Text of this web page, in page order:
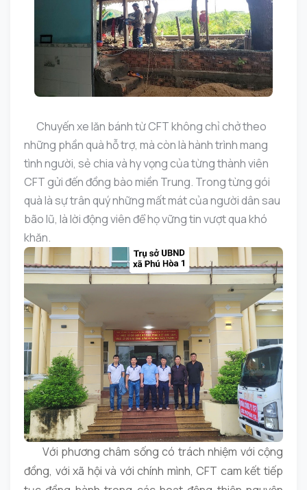
Chuyến xe lăn bánh từ CFT không chỉ chở theo
những phần quà hỗ trợ, mà còn là hành trình mang
tình người, sẻ chia và hy vọng của từng thành viên
CFT gửi đến đồng bào miền Trung. Trong từng gói
quà là sự trân quý những mất mát của người dân sau
bão lũ, là lời động viên để họ vững tin vượt qua khó
khăn.
Với phương châm sống có trách nhiệm với cộng
đồng, với xã hội và với chính mình, CFT cam kết tiếp